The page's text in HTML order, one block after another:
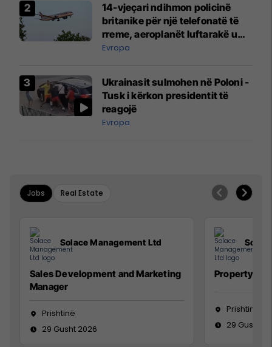
14-vjeçari ndihmon policinë
britanike për një telefonatë të
rreme, aeroplanët luftarakë u
ngritën në ajër për të
Mançesterit
Evropa
Ukrainasit sulmohen në Poloni -
Tusk i kërkon presidentit të
reagojë
Evropa
Jobs Real Estate
Solace Management Ltd
Sales Development and Marketing
Manager
Prishtinë
29 Gusht 2026
Property
Prishtinë
29 Gusht